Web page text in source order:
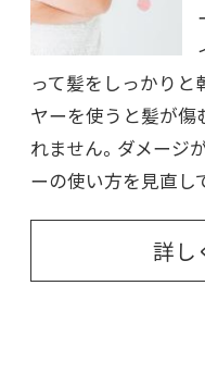
って髪をしっかりと
ヤーを使うと髪が傷
れません。ダメージ
ーの使い方を見直し
詳し